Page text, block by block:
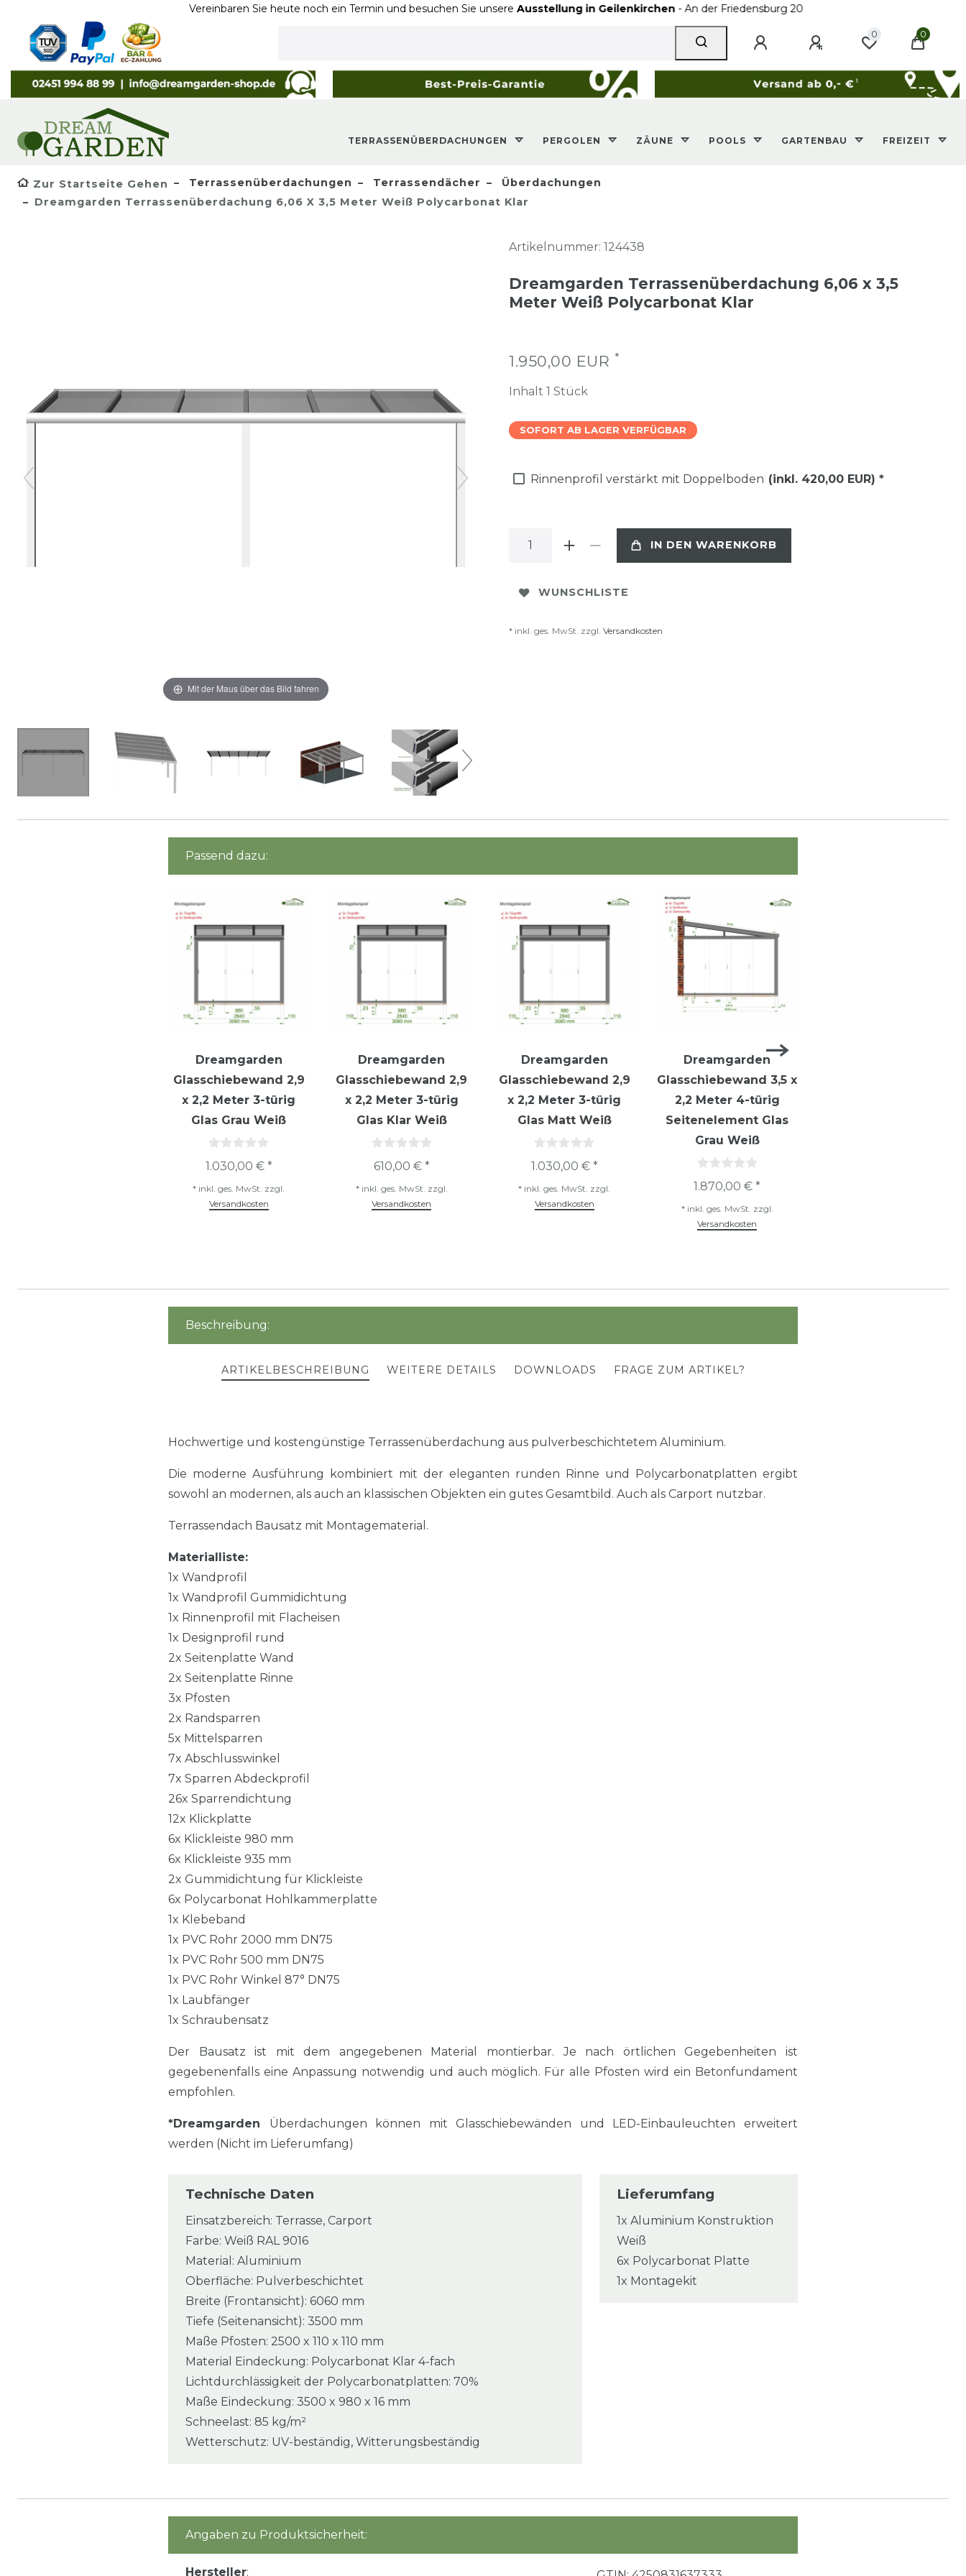
Vereinbaren Sie heute noch ein Termin und besuchen Sie unsere Ausstellung in Geilenkirchen- An der Friedensburg 20
0 0
TERRASSENÜBERDACHUNGEN PERGOLEN ZÄUNE POOLS GARTENBAU FREIZEIT
Zur Startseite Gehen Terrassenüberdachungen Terrassendächer
Überdachungen
Dreamgarden Terrassenüberdachung 6,06 X 3,5 Meter Weiß Polycarbonat Klar
Mit der Maus über das Bild fahren
Artikelnummer: 124438
Dreamgarden Terrassenüberdachung 6,06 x 3,5
Meter Weiß Polycarbonat Klar
1.950,00 EUR *
Inhalt 1 Stück
SOFORT AB LAGER VERFÜGBAR
Rinnenprofil verstärkt mit Doppelboden (inkl. 420,00 EUR) *
IN DEN WARENKORB
WUNSCHLISTE
* inkl. ges. MwSt. zzgl. Versandkosten
Passend dazu:
Dreamgarden
Glasschiebewand 2,9
x 2,2 Meter 3-türig
Glas Grau Weiß
1.030,00 € *
* inkl. ges. MwSt. zzgl.
Versandkosten
Dreamgarden
Glasschiebewand 2,9
x 2,2 Meter 3-türig
Glas Klar Weiß
610,00 € *
* inkl. ges. MwSt. zzgl.
Versandkosten
Dreamgarden
Glasschiebewand 2,9
x 2,2 Meter 3-türig
Glas Matt Weiß
1.030,00 € *
* inkl. ges. MwSt. zzgl.
Versandkosten
Dreamgarden
Glasschiebewand 3,5 x
2,2 Meter 4-türig
Seitenelement Glas
Grau Weiß
1.870,00 € *
* inkl. ges. MwSt. zzgl.
Versandkosten
Beschreibung:
ARTIKELBESCHREIBUNG WEITERE DETAILS DOWNLOADS FRAGE ZUM ARTIKEL?
Hochwertige und kostengünstige Terrassenüberdachung aus pulverbeschichtetem Aluminium.
Die moderne Ausführung kombiniert mit der eleganten runden Rinne und Polycarbonatplatten ergibt
sowohl an modernen, als auch an klassischen Objekten ein gutes Gesamtbild. Auch als Carport nutzbar.
Terrassendach Bausatz mit Montagematerial.
Materialliste:
1x Wandprofil
1x Wandprofil Gummidichtung
1x Rinnenprofil mit Flacheisen
1x Designprofil rund
2x Seitenplatte Wand
2x Seitenplatte Rinne
3x Pfosten
2x Randsparren
5x Mittelsparren
7x Abschlusswinkel
7x Sparren Abdeckprofil
26x Sparrendichtung
12x Klickplatte
6x Klickleiste 980 mm
6x Klickleiste 935 mm
2x Gummidichtung für Klickleiste
6x Polycarbonat Hohlkammerplatte
1x Klebeband
1x PVC Rohr 2000 mm DN75
1x PVC Rohr 500 mm DN75
1x PVC Rohr Winkel 87° DN75
1x Laubfänger
1x Schraubensatz
Der Bausatz ist mit dem angegebenen Material montierbar. Je nach örtlichen Gegebenheiten ist
gegebenenfalls eine Anpassung notwendig und auch möglich. Für alle Pfosten wird ein Betonfundament
empfohlen.
*Dreamgarden Überdachungen können mit Glasschiebewänden und LED-Einbauleuchten erweitert
werden (Nicht im Lieferumfang)
Technische Daten
Einsatzbereich: Terrasse, Carport
Farbe: Weiß RAL 9016
Material: Aluminium
Oberfläche: Pulverbeschichtet
Breite (Frontansicht): 6060 mm
Tiefe (Seitenansicht): 3500 mm
Maße Pfosten: 2500 x 110 x 110 mm
Material Eindeckung: Polycarbonat Klar 4-fach
Lichtdurchlässigkeit der Polycarbonatplatten: 70%
Maße Eindeckung: 3500 x 980 x 16 mm
Schneelast: 85 kg/m²
Wetterschutz: UV-beständig, Witterungsbeständig
Lieferumfang
1x Aluminium Konstruktion
Weiß
6x Polycarbonat Platte
1x Montagekit
Angaben zu Produktsicherheit:
Hersteller: